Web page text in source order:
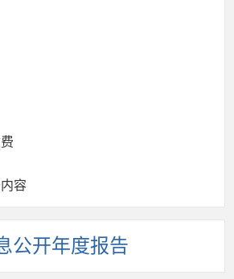
容
公开年度报告